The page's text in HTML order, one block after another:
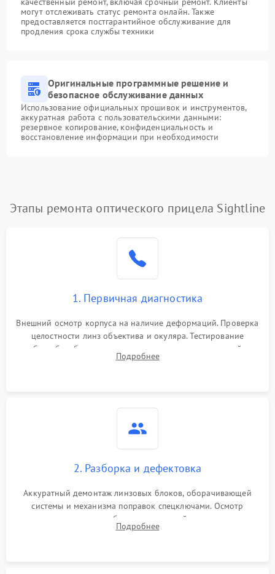
могут отслеживать статус ремонта онлайн. Также
предоставляется постгарантийное обслуживание для
продления срока службы техники
Оригинальные программные решение и
безопасное обслуживание данных
Использование официальных прошивок и инструментов,
аккуратная работа с пользовательскими данными:
резервное копирование, конфиденциальность и
восстановление информации при необходимости
Этапы ремонта оптического прицела Sightline
1. Первичная диагностика
Внешний осмотр корпуса на наличие деформаций. Проверка
целостности линз объектива и окуляра. Тестирование
работы барабанчиков ввода поправок, кольца отстройки
параллакса и зума. Выявление сколов, внутренних
Подробнее
2. Разборка и дефектовка
Аккуратный демонтаж линзовых блоков, оборачивающей
системы и механизма поправок спецключами. Осмотр
внутренних резьбовых соединений, пружин и
уплотнительных колец. Поиск причин люфта, смещения
Подробнее